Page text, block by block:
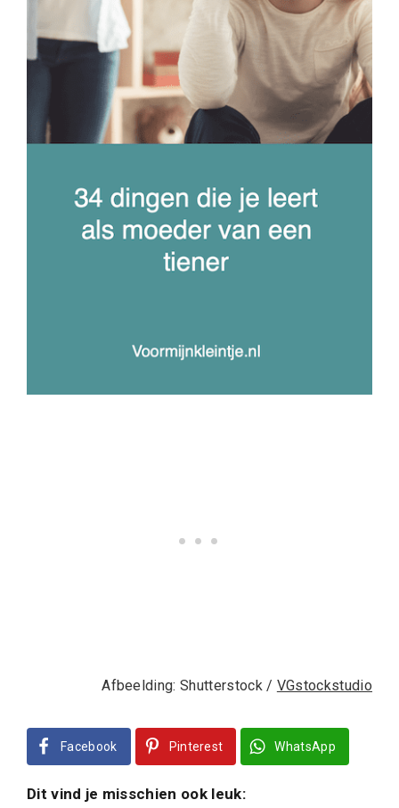
Afbeelding: Shutterstock / VGstockstudio
Facebook Pinterest WhatsApp
Dit vind je misschien ook leuk: